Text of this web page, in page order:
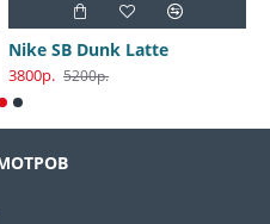
Nike SB Dunk Latte
3800р. 5200р.